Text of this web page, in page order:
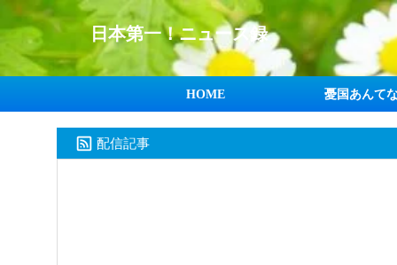
日本第一！ニュース録
HOME 憂国あんて
配信記事